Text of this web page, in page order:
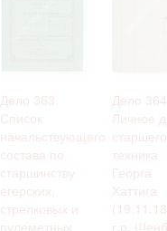
Дело 363.
Список
начальствующего
состава по
старшинству
егерских,
стрелковых и
пулеметных
Дело
Личное
старшего
техника
Георга
Хаттига
г.р.